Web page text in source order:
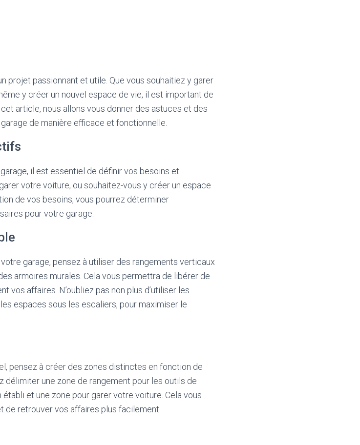
projet passionnant et utile. Que vous souhaitiez y garer
y créer un nouvel espace de vie, il est important de
article, nous allons vous donner des astuces et des
de manière efficace et fonctionnelle.
il est essentiel de définir vos besoins et
votre voiture, ou souhaitez-vous y créer un espace
de vos besoins, vous pourrez déterminer
pour votre garage.
garage, pensez à utiliser des rangements verticaux
armoires murales. Cela vous permettra de libérer de
vos affaires. N’oubliez pas non plus d’utiliser les
espaces sous les escaliers, pour maximiser le
pensez à créer des zones distinctes en fonction de
délimiter une zone de rangement pour les outils de
et une zone pour garer votre voiture. Cela vous
de retrouver vos affaires plus facilement.